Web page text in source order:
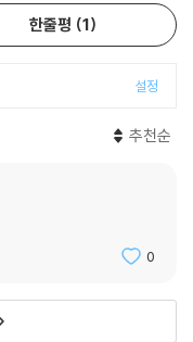
이다. 어둠과의 경계이기
실내외를 연결한다는 점에
그림자를 능숙하게 활용할
)과 처마 밑면으로 구성
을 비추는 것만으로는 육
들을 의도적으로 놓을 것을
보이고 그림자를 만들어
한줄평 1
설정
추천순
0